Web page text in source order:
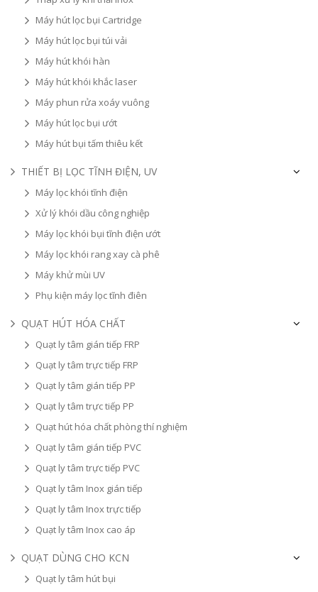
Máy hút lọc bụi Cartridge
Máy hút lọc bụi túi vải
Máy hút khói hàn
Máy hút khói khắc laser
Máy phun rửa xoáy vuông
Máy hút lọc bụi ướt
Máy hút bụi tấm thiêu kết
THIẾT BỊ LỌC TĨNH ĐIỆN, UV
Máy lọc khói tĩnh điện
Xử lý khói dầu công nghiệp
Máy lọc khói bụi tĩnh điện ướt
Máy lọc khói rang xay cà phê
Máy khử mùi UV
Phụ kiện máy lọc tĩnh điên
QUẠT HÚT HÓA CHẤT
Quạt ly tâm gián tiếp FRP
Quạt ly tâm trực tiếp FRP
Quạt ly tâm gián tiếp PP
Quạt ly tâm trực tiếp PP
Quạt hút hóa chất phòng thí nghiệm
Quạt ly tâm gián tiếp PVC
Quạt ly tâm trực tiếp PVC
Quạt ly tâm Inox gián tiếp
Quạt ly tâm Inox trực tiếp
Quạt ly tâm Inox cao áp
QUẠT DÙNG CHO KCN
Quạt ly tâm hút bụi